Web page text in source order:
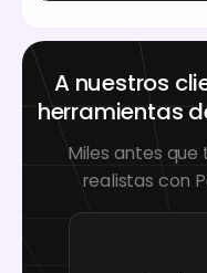
A nuestros
herramientas
Miles antes
realistas con